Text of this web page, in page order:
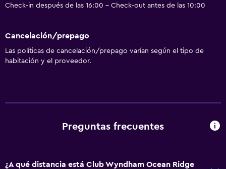
Check-in después de las 16:00 - Check-out antes de las 10:00
Cancelación/prepago
Las políticas de cancelación/prepago varían según el tipo de
habitación y el proveedor.
Preguntas frecuentes
¿A qué distancia está Club Wyndham Ocean Ridge